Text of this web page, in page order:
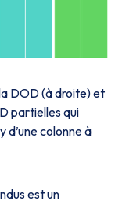
DOD (à droite) et
partielles qui
d’une colonne à
est un